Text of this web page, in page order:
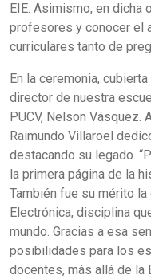
EIE. Asimismo, en
profesores y conocer el
curriculares tanto de
En la ceremonia,
director de nuestra
PUCV, Nelson
Raimundo Villaroel
destacando su legado.
la primera página de la
También fue su mérito
Electrónica, disciplina
mundo. Gracias a esa
posibilidades para los
docentes, más allá de la